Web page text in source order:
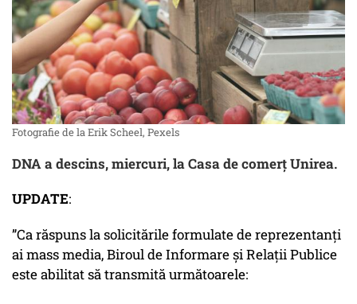
Fotografie de la Erik Scheel, Pexels
DNA a descins, miercuri, la Casa de comerț Unirea.
UPDATE:
”Ca răspuns la solicitările formulate de reprezentanți
ai mass media, Biroul de Informare și Relații Publice
este abilitat să transmită următoarele: